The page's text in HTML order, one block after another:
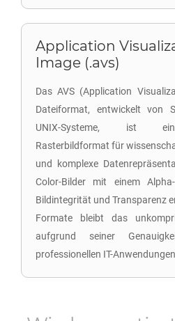
Application
Image (.avs)
Das AVS (Application
Dateiformat, entwickelt von
UNIX-Systeme, ist ein
Rasterbildformat für
und komplexe
Color-Bilder mit einem
Bildintegrität und Transparenz
Formate bleibt das
aufgrund seiner
professionellen IT-